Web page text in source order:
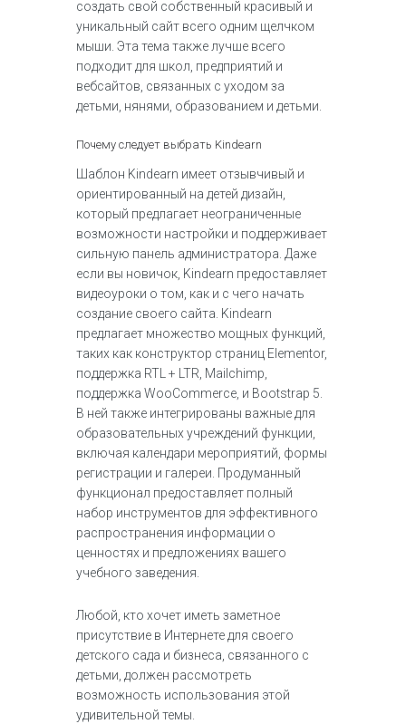
создать свой собственный красивый и
уникальный сайт всего одним щелчком
мыши. Эта тема также лучше всего
подходит для школ, предприятий и
вебсайтов, связанных с уходом за
детьми, нянями, образованием и детьми.
Почему следует выбрать Kindearn
Шаблон Kindearn имеет отзывчивый и
ориентированный на детей дизайн,
который предлагает неограниченные
возможности настройки и поддерживает
сильную панель администратора. Даже
если вы новичок, Kindearn предоставляет
видеоуроки о том, как и с чего начать
создание своего сайта. Kindearn
предлагает множество мощных функций,
таких как конструктор страниц Elementor,
поддержка RTL + LTR, Mailchimp,
поддержка WooCommerce, и Bootstrap 5.
В ней также интегрированы важные для
образовательных учреждений функции,
включая календари мероприятий, формы
регистрации и галереи. Продуманный
функционал предоставляет полный
набор инструментов для эффективного
распространения информации о
ценностях и предложениях вашего
учебного заведения.
Любой, кто хочет иметь заметное
присутствие в Интернете для своего
детского сада и бизнеса, связанного с
детьми, должен рассмотреть
возможность использования этой
удивительной темы.